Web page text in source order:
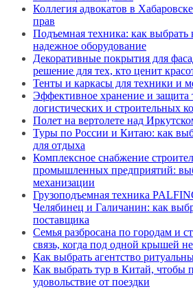
Коллегия адвокатов в
прав
Подъемная техника: как выбрать
надежное оборудование
Декоративные покрытия для
решение для тех, кто ценит
Тенты и каркасы для техники и
Эффективное хранение и защита
логистических и строительных
Полет на вертолете над
Туры по России и Китаю: как
для отдыха
Комплексное снабжение
промышленных предприятий:
механизации
Грузоподъемная техника
Челябинец и Галичанин: как
поставщика
Семья разбросана по городам и
связь, когда под одной крышей
Как выбрать агентство
Как выбрать тур в Китай, чтобы
удовольствие от поездки